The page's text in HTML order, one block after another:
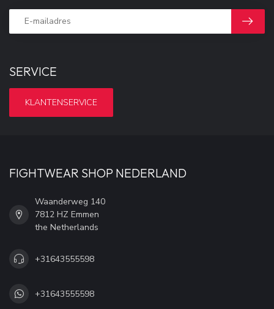
SERVICE
KLANTENSERVICE
FIGHTWEAR SHOP NEDERLAND
Waanderweg 140
7812 HZ Emmen
the Netherlands
+31643555598
+31643555598